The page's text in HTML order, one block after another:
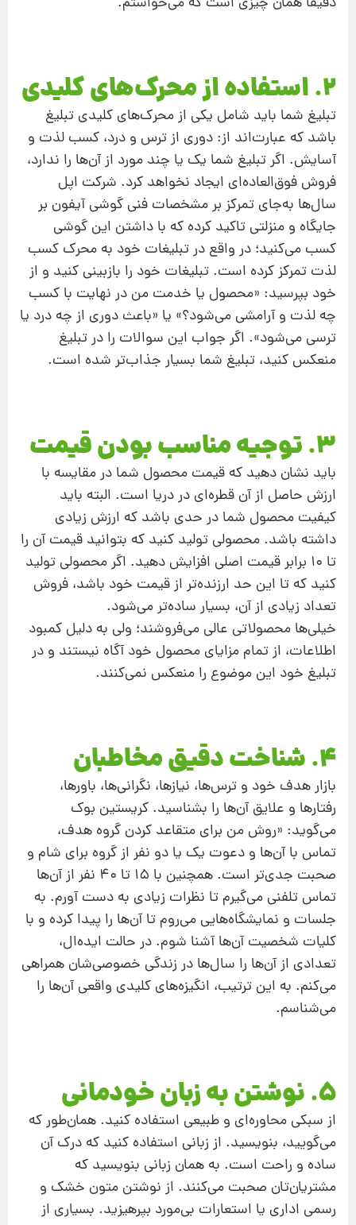
2. استفاده از محرک‌های کلیدی
تبلیغ شما باید شامل یکی از محرک‌های کلیدی تبلیغ
باشد که عبارت‌اند از: دوری از ترس و درد، کسب لذت و
آسایش. اگر تبلیغ شما یک یا چند مورد از آن‌ها را ندارد،
فروش فوق‌العاده‌ای ایجاد نخواهد کرد. شرکت اپل
سال‌ها به‌جای تمرکز بر مشخصات فنی گوشی آیفون بر
جایگاه و منزلتی تاکید کرده که با داشتن این گوشی
کسب می‌‌کنید؛ در واقع در تبلیغات خود به محرک کسب
لذت تمرکز کرده است. تبلیغات خود را بازبینی کنید و از
خود بپرسید: «محصول یا خدمت من در نهایت با کسب
چه لذت و آرامشی می‌شود؟» یا «باعث دوری از چه درد یا
ترسی می‌شود». اگر جواب این سوالات را در تبلیغ
منعکس کنید، تبلیغ شما بسیار جذاب‌تر شده است.
3. توجیه مناسب بودن قیمت
باید نشان دهید که قیمت محصول شما در مقایسه با
ارزش حاصل از آن قطره‌ای در دریا است. البته باید
کیفیت محصول شما در حدی باشد که ارزش زیادی
داشته باشد. محصولی تولید کنید که بتوانید قیمت آن را
تا 10 برابر قیمت اصلی افزایش دهید. اگر محصولی تولید
کنید که تا این حد ارزنده‌تر از قیمت خود باشد، فروش
تعداد زیادی از آن، بسیار ساده‌تر می‌شود.
خیلی‌ها محصولاتی عالی می‌فروشند؛ ولی به‌ دلیل کمبود
اطلاعات، از تمام مزایای محصول خود آگاه نیستند و در
تبلیغ خود این موضوع را منعکس نمی‌کنند.
4. شناخت دقیق مخاطبان
بازار هدف خود و ترس‌ها، نیازها،‌ نگرانی‌ها، باورها،
رفتارها و علایق آن‌ها را بشناسید. کریستین بوک
می‌گوید: «روش من برای متقاعد کردن گروه هدف،
تماس با آن‌ها و دعوت یک یا دو نفر از گروه برای شام و
صحبت جدی‌تر است. همچنین با 15 تا 40 نفر از آن‌ها
تماس تلفنی می‌گیرم تا نظرات زیادی به‌ دست آورم. به
جلسات و نمایشگاه‌هایی می‌روم تا آن‌ها را پیدا کرده و با
کلیات شخصیت آن‌ها آشنا شوم. در حالت ایده‌ال،
تعدادی از آن‌ها را سال‌ها در زندگی خصوصی‌شان همراهی
می‌کنم. به این ترتیب، انگیزه‌های کلیدی واقعی آن‌ها را
می‌شناسم.
5. نوشتن به زبان خودمانی
از سبکی محاوره‌ای و طبیعی استفاده کنید. همان‌طور که
می‌گویید، بنویسید. از زبانی استفاده کنید که درک آن
ساده و راحت است. به همان زبانی بنویسید که
مشتریان‌تان صحبت می‌کنند. از نوشتن متون خشک و
رسمی اداری یا استعارات بی‌مورد بپرهیزید. بسیاری از